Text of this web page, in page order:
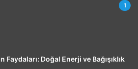
1
Faydaları: Doğal Enerji ve Bağışıklık